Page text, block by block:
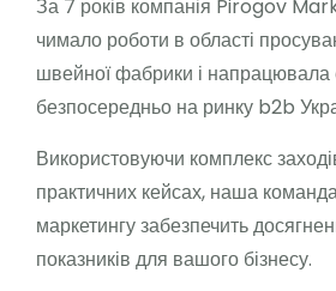
За 7 років компанія Pirogov
чимало роботи в області
швейної фабрики і напрацювала
безпосередньо на ринку b2b
Використовуючи комплекс
практичних кейсах, наша
маркетингу забезпечить
показників для вашого бізнесу.